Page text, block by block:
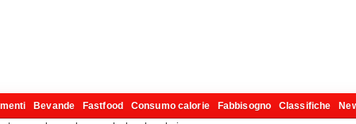
Bevande Fastfood Consumo calorie Fabbisogno Classifiche